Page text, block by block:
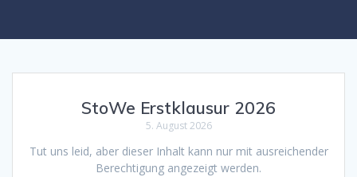
StoWe Erstklausur 2026
5. August 2026
Tut uns leid, aber dieser Inhalt kann nur mit ausreichender
Berechtigung angezeigt werden.